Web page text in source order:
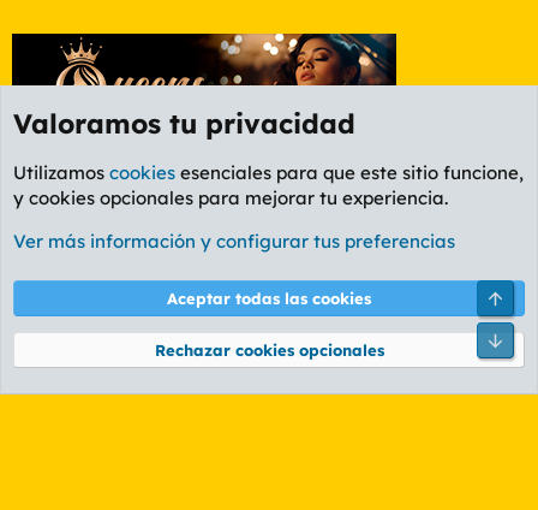
Etiquetas
Cookies
PL OLDSTYLE AMARILLO
Términos y reglas Política de privacidad Ayuda
Community platform by XenForo® © 2010-2026 XenForo Ltd.
Valoramos tu privacidad
Utilizamos cookies esenciales para que este sitio funcione,
y cookies opcionales para mejorar tu experiencia.
Ver más información y configurar tus preferencias
Aceptar todas las cookies
Rechazar cookies opcionales
Pie